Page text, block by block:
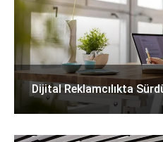
Dijital Reklamcılıkta